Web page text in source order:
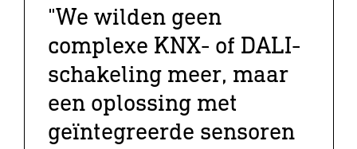
"We wilden geen
complexe KNX- of DALI-
schakeling meer, maar
een oplossing met
geïntegreerde sensoren